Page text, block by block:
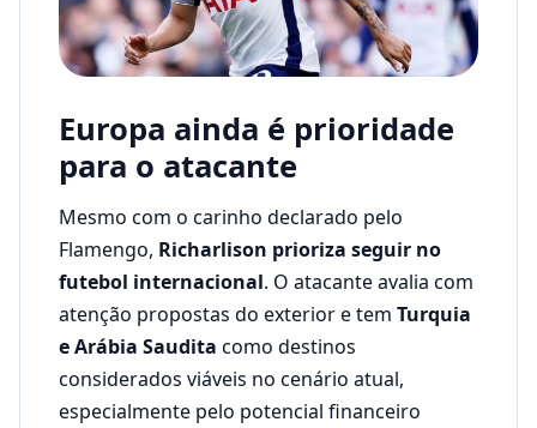
Europa ainda é prioridade
para o atacante
Mesmo com o carinho declarado pelo
Flamengo, Richarlison prioriza seguir no
futebol internacional. O atacante avalia com
atenção propostas do exterior e tem Turquia
e Arábia Saudita como destinos
considerados viáveis no cenário atual,
especialmente pelo potencial financeiro